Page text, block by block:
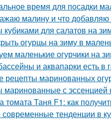
время для посадки
малину и что
кубиками для салатов на
огурцы на зиму в
маленькие огурчики на
и аквапарки есть в
рецепты маринованных
маринованные с эссенцией
томата Таня F1: как
современные тенденции в